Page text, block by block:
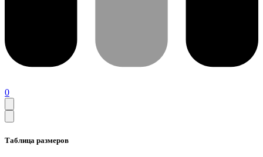
0
Таблица размеров